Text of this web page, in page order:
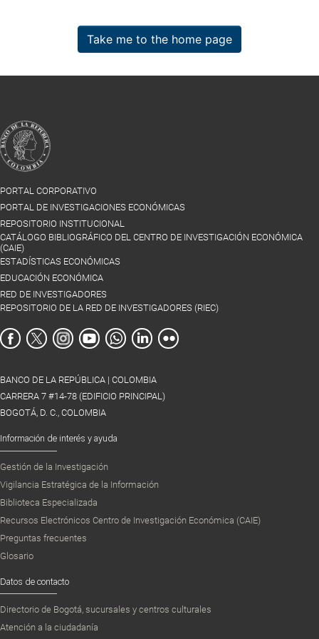
Take me to the home page
PORTAL CORPORATIVO
PORTAL DE INVESTIGACIONES ECONÓMICAS
REPOSITORIO INSTITUCIONAL
CATÁLOGO BIBLIOGRÁFICO DEL CENTRO DE INVESTIGACIÓN ECONÓMICA
(CAIE)
ESTADÍSTICAS ECONÓMICAS
EDUCACIÓN ECONÓMICA
RED DE INVESTIGADORES
REPOSITORIO DE LA RED DE INVESTIGADORES (RIEC)
BANCO DE LA REPÚBLICA | COLOMBIA
CARRERA 7 #14-78 (EDIFICIO PRINCIPAL)
BOGOTÁ, D. C., COLOMBIA
Información de interés y ayuda
Gestión de la Investigación
Vigilancia Estratégica de la Información
Biblioteca Especializada
Recursos Electrónicos Centro de Investigación Económica (CAIE)
Preguntas frecuentes
Glosario
Datos de contacto
Directorio de Bogotá, sucursales y centros culturales
Atención a la ciudadanía